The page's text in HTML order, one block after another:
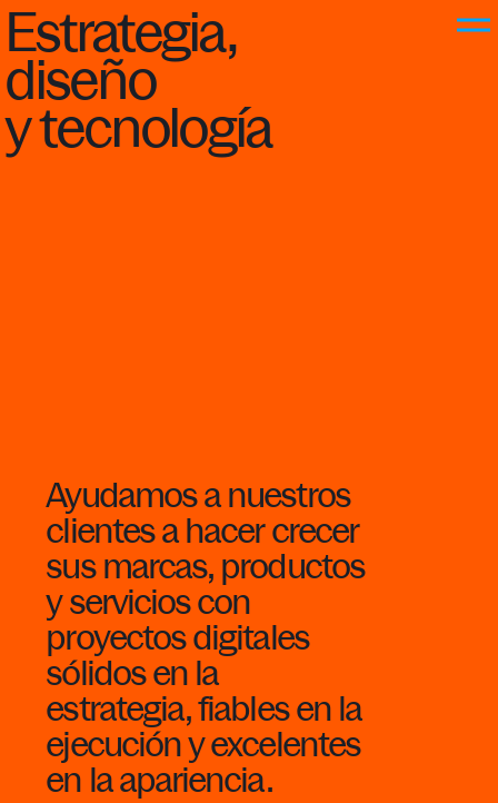
Estrategia,
diseño
ytecnología
Ayudamosa nuestros
clientesa hacercrecer
sus marcas, productos
yservicioscon
proyectosdigitales
sólidosen la
estrategia,fiablesen la
ejecuciónyexcelentes
en laapariencia.